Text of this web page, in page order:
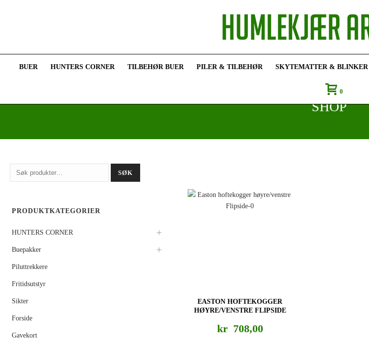
BUER HUNTERS CORNER TILBEHØR BUER PILER & TILBEHØR SKYTEMATTER & BLINKER
0
SHOP
EASTON HOFTEKOGGER
HØYRE/VENSTRE FLIPSIDE
kr 708,00
Søk
etter:
SØK
PRODUKTKATEGORIER
HUNTERS CORNER
Buepakker
Piluttrekkere
Fritidsutstyr
Sikter
Forside
Gavekort